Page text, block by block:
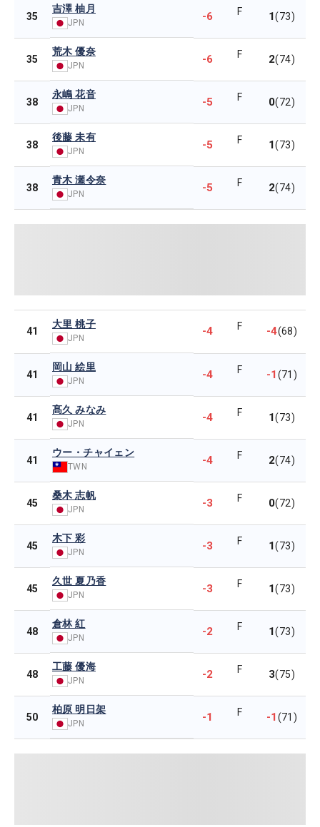
35
吉澤 柚月
JPN -6 F 1(73)
35
荒木 優奈
JPN -6 F 2(74)
38
永嶋 花音
JPN -5 F 0(72)
38
後藤 未有
JPN -5 F 1(73)
38
青木 瀬令奈
JPN -5 F 2(74)
41
大里 桃子
JPN
-4 F -4(68)
41
岡山 絵里
JPN -4 F -1(71)
41
髙久 みなみ
JPN -4 F 1(73)
41
ウー・チャイェン
TWN -4 F 2(74)
45
桑木 志帆
JPN -3 F 0(72)
45
木下 彩
JPN -3 F 1(73)
45
久世 夏乃香
JPN -3 F 1(73)
48
倉林 紅
JPN -2 F 1(73)
48
工藤 優海
JPN -2 F 3(75)
50
柏原 明日架
JPN -1 F -1(71)